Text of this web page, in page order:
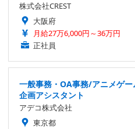
株式会社CREST
大阪府
月給27万6,000円～36万円
正社員
一般事務・OA事務/アニメゲ
企画アシスタント
アデコ株式会社
東京都